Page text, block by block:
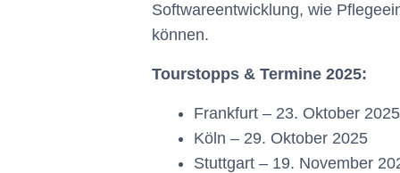
Softwareentwicklung, wie
können.
Tourstopps & Termine 2025:
Frankfurt – 23. Oktober 2025
Köln – 29. Oktober 2025
Stuttgart – 19. November